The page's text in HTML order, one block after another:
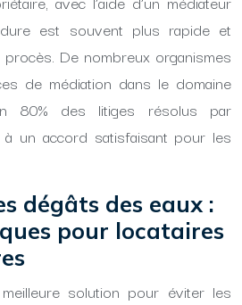
est souvent plus rapide et
De nombreux organismes
de médiation dans le domaine
80% des litiges résolus par
à un accord satisfaisant pour les
dégâts des eaux :
pour locataires
solution pour éviter les